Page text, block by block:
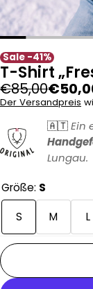
Sale -41%
T-Shirt
Regulärer
Preis
€85,00
Sale
Preis
Der Versandpreis
🇦🇹Ein
Lungau.
Größe: S
S
M L